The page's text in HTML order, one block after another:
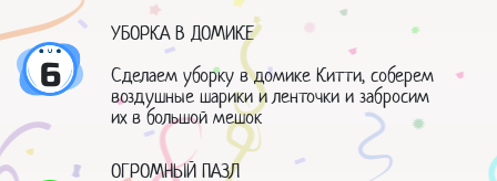
6
УБОРКА В ДОМИКЕ
Сделаем уборку в домике Китти, соберем
воздушные шарики и ленточки и забросим
их в большой мешок
ОГРОМНЫЙ ПАЗЛ